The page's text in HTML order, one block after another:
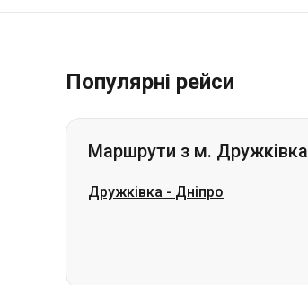
Популярні рейси
Маршрути з м. Дружківка
Дружківка - Дніпро